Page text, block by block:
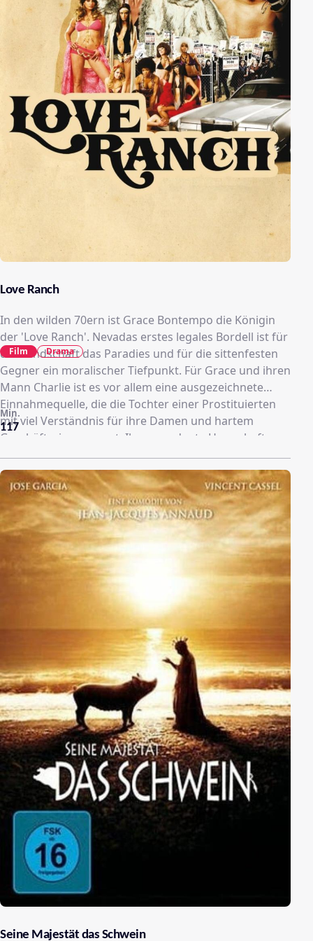
Love Ranch
In den wilden 70ern ist Grace Bontempo die Königin
der 'Love Ranch'. Nevadas erstes legales Bordell ist für
die Kundschaft das Paradies und für die sittenfesten
Gegner ein moralischer Tiefpunkt. Für Grace und ihren
Mann Charlie ist es vor allem eine ausgezeichnete
Einnahmequelle, die die Tochter einer Prostituierten
mit viel Verständnis für ihre Damen und hartem
Geschäftssinn managt. Ihre geordnete Herrschaft
über die Ranch gerät schwer aus dem Tritt, als Charlie
den Boxer Armando Bruza einlädt. Denn statt sich für
das reichhaltige professionelle Angebot zu begeistern,
fliegt Bruza sofort auf die deutlich ältere Grace und
bringt mit seinem animalischen Charme die kühle
Hoheit ins Wanken. Was bei Ehemann Charlie eine
Explosion von gekränkter Männlichkeit auslöst...
117
Min.
Film Drama
Seine Majestät das Schwein